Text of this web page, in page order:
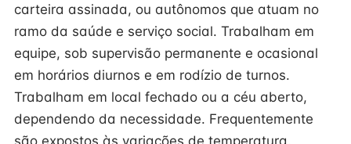
carteira assinada, ou autônomos que atuam no
ramo da saúde e serviço social. Trabalham em
equipe, sob supervisão permanente e ocasional
em horários diurnos e em rodízio de turnos.
Trabalham em local fechado ou a céu aberto,
dependendo da necessidade. Frequentemente
são expostos às variações de temperatura,